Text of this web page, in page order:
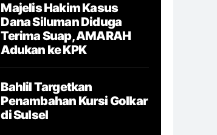
Majelis Hakim Kasus
Dana Siluman Diduga
Terima Suap, AMARAH
Adukan ke KPK
Bahlil Targetkan
Penambahan Kursi Golkar
di Sulsel